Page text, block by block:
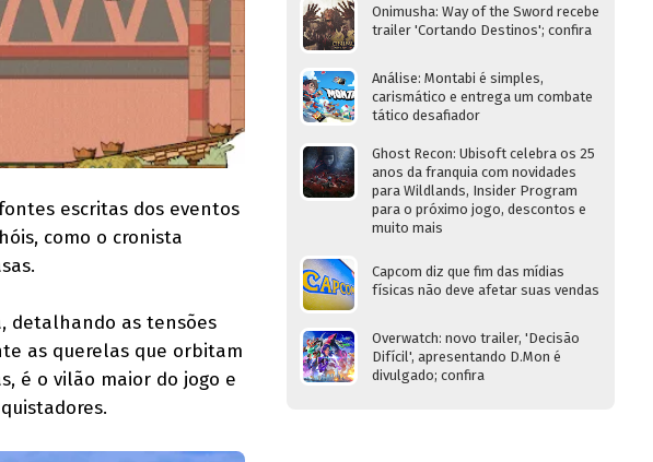
escritas dos eventos
como o cronista
detalhando as tensões
as querelas que orbitam
é o vilão maior do jogo e
Onimusha: Way of the Sword recebe
trailer 'Cortando Destinos'; confira
Análise: Montabi é simples,
carismático e entrega um combate
tático desafiador
Ghost Recon: Ubisoft celebra os 25
anos da franquia com novidades
para Wildlands, Insider Program
para o próximo jogo, descontos e
muito mais
Capcom diz que fim das mídias
físicas não deve afetar suas vendas
Overwatch: novo trailer, 'Decisão
Difícil', apresentando D.Mon é
divulgado; confira